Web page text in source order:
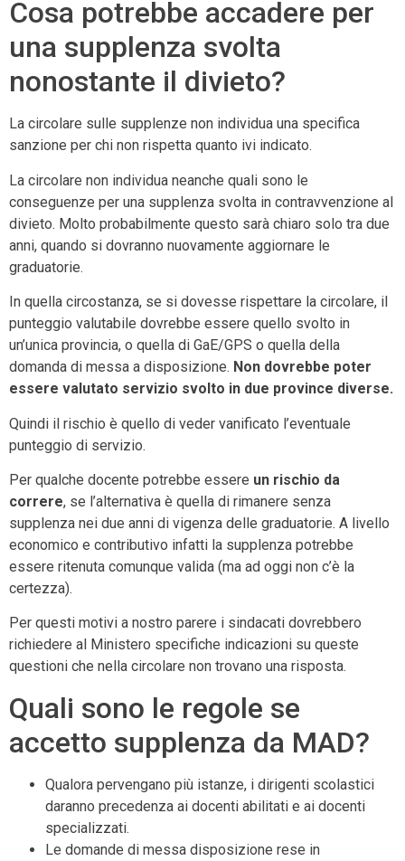
Cosa potrebbe accadere per
una supplenza svolta
nonostante il divieto?
La circolare sulle supplenze non individua una specifica
sanzione per chi non rispetta quanto ivi indicato.
La circolare non individua neanche quali sono le
conseguenze per una supplenza svolta in contravvenzione al
divieto. Molto probabilmente questo sarà chiaro solo tra due
anni, quando si dovranno nuovamente aggiornare le
graduatorie.
In quella circostanza, se si dovesse rispettare la circolare, il
punteggio valutabile dovrebbe essere quello svolto in
un’unica provincia, o quella di GaE/GPS o quella della
domanda di messa a disposizione. Non dovrebbe poter
essere valutato servizio svolto in due province diverse.
Quindi il rischio è quello di veder vanificato l’eventuale
punteggio di servizio.
Per qualche docente potrebbe essere un rischio da
correre, se l’alternativa è quella di rimanere senza
supplenza nei due anni di vigenza delle graduatorie. A livello
economico e contributivo infatti la supplenza potrebbe
essere ritenuta comunque valida (ma ad oggi non c’è la
certezza).
Per questi motivi a nostro parere i sindacati dovrebbero
richiedere al Ministero specifiche indicazioni su queste
questioni che nella circolare non trovano una risposta.
Quali sono le regole se
accetto supplenza da MAD?
Qualora pervengano più istanze, i dirigenti scolastici
daranno precedenza ai docenti abilitati e ai docenti
specializzati.
Le domande di messa disposizione rese in